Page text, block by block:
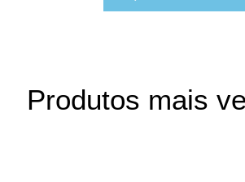
Produtos mais